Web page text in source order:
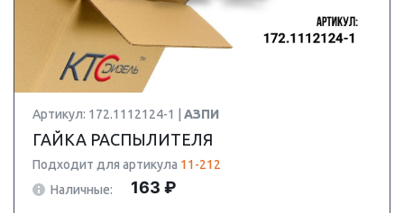
Артикул: 172.1112124-1 | АЗПИ
ГАЙКА РАСПЫЛИТЕЛЯ
Подходит для артикула 11-212
Наличные:
163 ₽